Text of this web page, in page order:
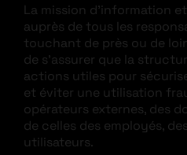
La mission d’information
auprès de tous les
touchant de près ou de
de s’assurer que la
actions utiles pour
et éviter une utilisation
opérateurs externes, des
de celles des employés,
utilisateurs.